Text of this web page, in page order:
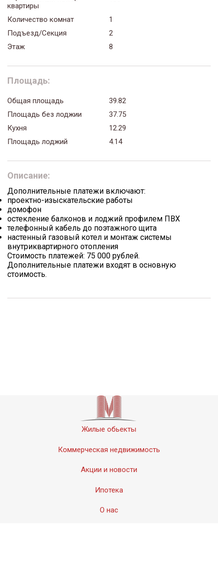
квартиры
Количество комнат
1
Подъезд/Секция
2
Этаж
8
Площадь:
Общая площадь
39.82
Площадь без лоджии
37.75
Кухня
12.29
Площадь лоджий
4.14
Описание:
Дополнительные платежи включают:
проектно-изыскательские работы
домофон
остекление балконов и лоджий профилем ПВХ
телефонный кабель до поэтажного щита
настенный газовый котел и монтаж системы
внутриквартирного отопления
Стоимость платежей: 75 000 рублей.
Дополнительные платежи входят в основную
стоимость.
Жилые обьекты
Коммерческая недвижимость
Акции и новости
Ипотека
О нас